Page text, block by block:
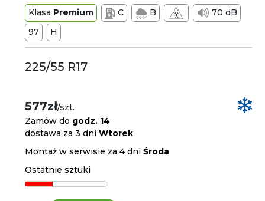
Klasa Premium C B
70 dB
97
H
225/55 R17
577zł/szt.
Zamów do godz. 14
dostawa za 3 dniWtorek
Montaż w serwisie za 4 dniŚroda
Ostatnie sztuki